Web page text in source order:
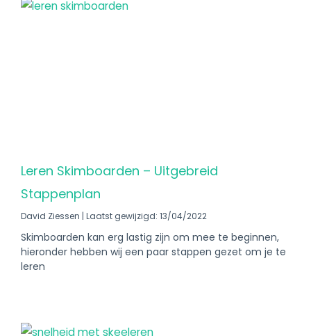
Leren Skimboarden – Uitgebreid
Stappenplan
David Ziessen Laatst gewijzigd: 13/04/2022
Skimboarden kan erg lastig zijn om mee te beginnen,
hieronder hebben wij een paar stappen gezet om je te
leren